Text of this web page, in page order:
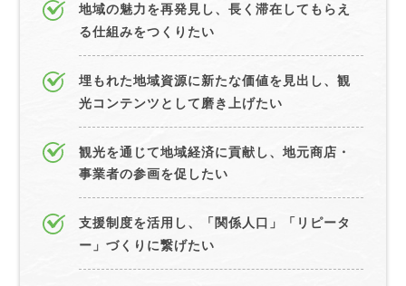
地域の魅力を再発見し、長く滞在してもらえ
る仕組みをつくりたい
埋もれた地域資源に新たな価値を見出し、観
光コンテンツとして磨き上げたい
観光を通じて地域経済に貢献し、地元商店・
事業者の参画を促したい
支援制度を活用し、「関係人口」「リピータ
ー」づくりに繋げたい